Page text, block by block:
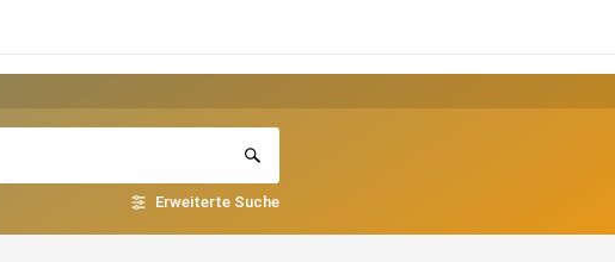
Erweiterte Suche